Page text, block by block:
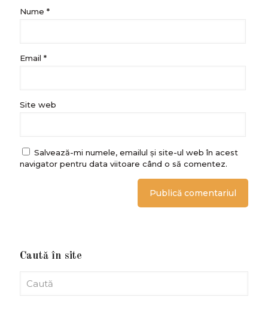
Nume *
Email *
Site web
Salvează-mi numele, emailul și site-ul web în acest
navigator pentru data viitoare când o să comentez.
Caută în site